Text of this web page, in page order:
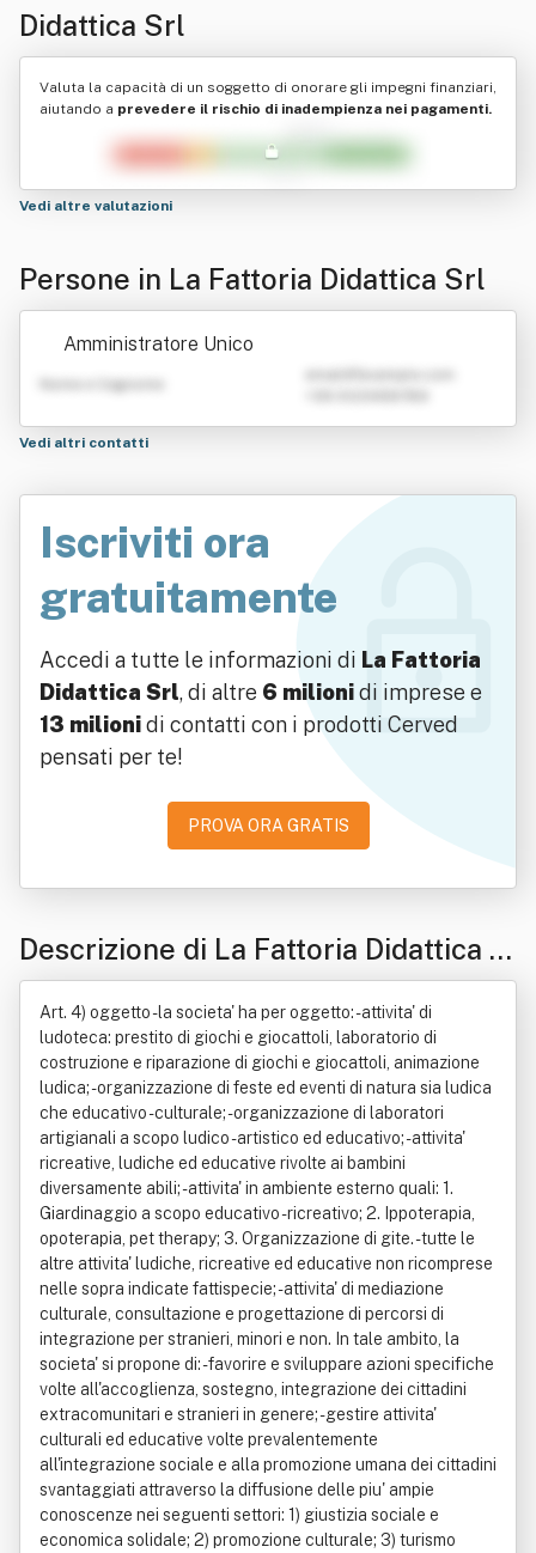
Didattica Srl
Valuta la capacità di un soggetto di onorare gli impegni finanziari,
aiutando a prevedere il rischio di inadempienza nei pagamenti.
Vedi altre valutazioni
Persone in La Fattoria Didattica Srl
Amministratore Unico
Nome e Cognome
Vedi altri contatti
Iscriviti ora
gratuitamente
Accedi a tutte le informazioni di La Fattoria
Didattica Srl, di altre 6 milionidi imprese e
13 milionidi contatti con i prodotti Cerved
pensati per te!
PROVA ORA GRATIS
Descrizione di La Fattoria Didattica S
rl
Art. 4) oggetto - la societa' ha per oggetto: - attivita' di
ludoteca: prestito di giochi e giocattoli, laboratorio di
costruzione e riparazione di giochi e giocattoli, animazione
ludica; - organizzazione di feste ed eventi di natura sia ludica
che educativo - culturale; - organizzazione di laboratori
artigianali a scopo ludico - artistico ed educativo; - attivita'
ricreative, ludiche ed educative rivolte ai bambini
diversamente abili; - attivita' in ambiente esterno quali: 1.
Giardinaggio a scopo educativo - ricreativo; 2. Ippoterapia,
opoterapia, pet therapy; 3. Organizzazione di gite. - tutte le
altre attivita' ludiche, ricreative ed educative non ricomprese
nelle sopra indicate fattispecie; - attivita' di mediazione
culturale, consultazione e progettazione di percorsi di
integrazione per stranieri, minori e non. In tale ambito, la
societa' si propone di: - favorire e sviluppare azioni specifiche
volte all'accoglienza, sostegno, integrazione dei cittadini
extracomunitari e stranieri in genere; - gestire attivita'
culturali ed educative volte prevalentemente
all'integrazione sociale e alla promozione umana dei cittadini
svantaggiati attraverso la diffusione delle piu' ampie
conoscenze nei seguenti settori: 1) giustizia sociale e
economica solidale; 2) promozione culturale; 3) turismo